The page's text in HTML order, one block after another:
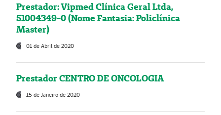
Prestador: Vipmed Clínica Geral Ltda,
51004349-0 (Nome Fantasia: Policlínica
Master)
01 de Abril de 2020
Prestador CENTRO DE ONCOLOGIA
15 de Janeiro de 2020